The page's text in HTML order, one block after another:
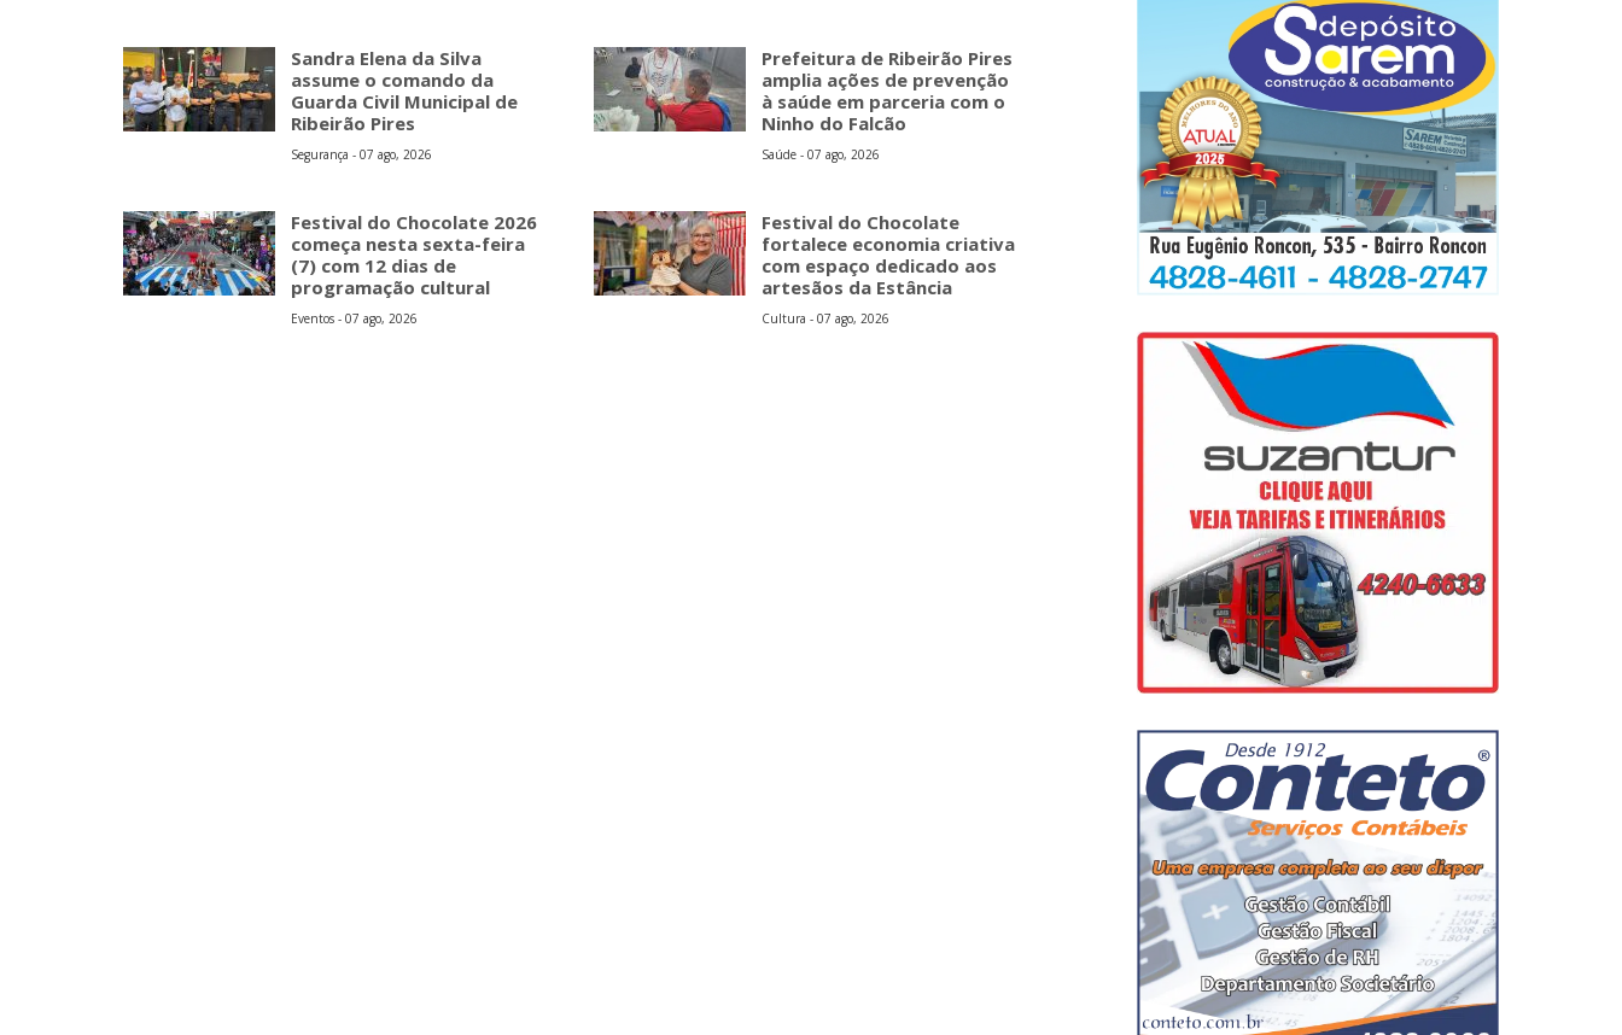
Sandra Elena da Silva
assume o comando da
Guarda Civil Municipal de
Ribeirão Pires
Segurança - 07 ago, 2026
Prefeitura de Ribeirão Pires
amplia ações de prevenção
à saúde em parceria com o
Ninho do Falcão
Saúde - 07 ago, 2026
Festival do Chocolate 2026
começa nesta sexta-feira
(7) com 12 dias de
programação cultural
Eventos - 07 ago, 2026
Festival do Chocolate
fortalece economia criativa
com espaço dedicado aos
artesãos da Estância
Cultura - 07 ago, 2026